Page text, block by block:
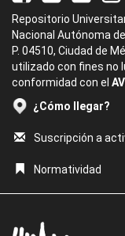
Repositorio
Nacional Autónoma
P. 04510, Ciudad de
utilizado con fines no
conformidad con el
¿Cómo llegar?
Suscripción a
Normatividad